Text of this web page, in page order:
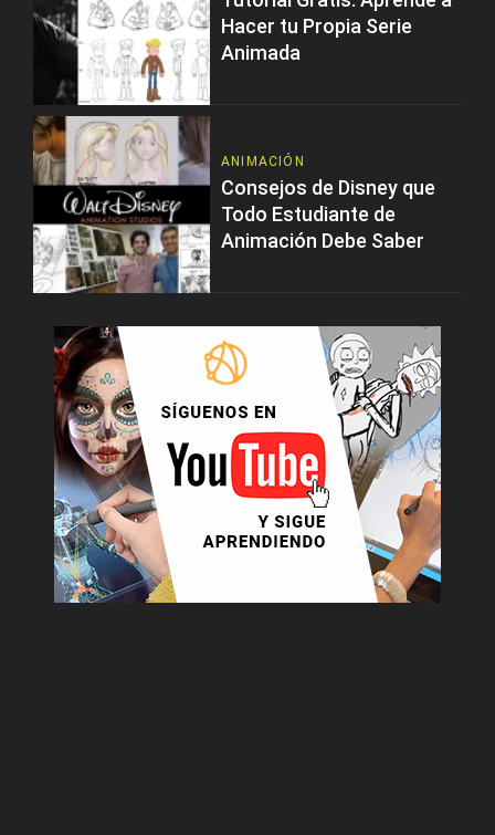
Hacer tu Propia Serie
Animada
ANIMACIÓN
Consejos de Disney que
Todo Estudiante de
Animación Debe Saber